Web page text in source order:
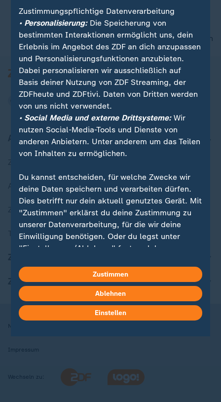
nach oben
Aktuell bei ZDFheute
Aktuelle Sendungs-Videos
ZDFheute Stories
Themen im Überblick
ZDFheute Apps
Nutzungsbedingungen
Impressum
Wechseln zu:
Zustimmungspflichtige Datenverarbeitung
• Personalisierung:Die Speicherung von
bestimmten Interaktionen ermöglicht uns, dein
Erlebnis im Angebot des ZDF an dich anzupassen
und Personalisierungsfunktionen anzubieten.
Dabei personalisieren wir ausschließlich auf
Basis deiner Nutzung von ZDF Streaming, der
ZDFheute und ZDFtivi. Daten von Dritten werden
von uns nicht verwendet.
• Social Media und externe Drittsysteme:Wir
nutzen Social-Media-Tools und Dienste von
anderen Anbietern. Unter anderem um das Teilen
von Inhalten zu ermöglichen.
Du kannst entscheiden, für welche Zwecke wir
deine Daten speichern und verarbeiten dürfen.
Dies betrifft nur dein aktuell genutztes Gerät. Mit
"Zustimmen" erklärst du deine Zustimmung zu
unserer Datenverarbeitung, für die wir deine
Einwilligung benötigen. Oder du legst unter
"Einstellungen/Ablehnen" fest, welchen
welchen nicht. Deine Datenschutzeinstellungen
kannst du jederzeit mit Wirkung für die Zukunft
in deinen Einstellungen widerrufen oder ändern.
Hier findest du das Impressum.
Zustimmen
Ablehnen
Einstellen